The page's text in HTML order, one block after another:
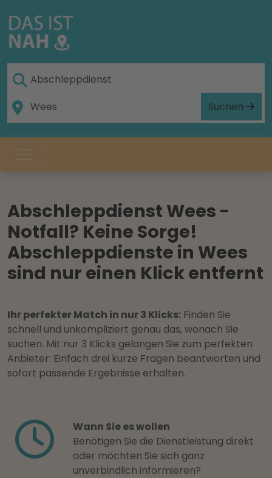
Suchen
Abschleppdienst Wees -
Notfall? Keine Sorge!
Abschleppdienste in Wees
sind nur einen Klick entfernt
Ihr perfekter Match in nur 3 Klicks: Finden Sie
schnell und unkompliziert genau das, wonach Sie
suchen. Mit nur 3 Klicks gelangen Sie zum perfekten
Anbieter: Einfach drei kurze Fragen beantworten und
sofort passende Ergebnisse erhalten.
Wann Sie es wollen
Benötigen Sie die Dienstleistung direkt
oder möchten Sie sich ganz
unverbindlich informieren?